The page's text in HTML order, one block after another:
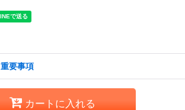
要事項
カートに入れる